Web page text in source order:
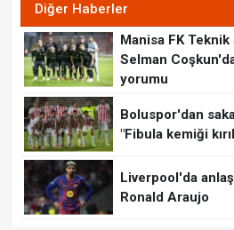
Diğer Haberler
Manisa FK
Selman
yorumu
Boluspor'dan
"Fibula kemiği
Liverpool'da
Ronald Araujo